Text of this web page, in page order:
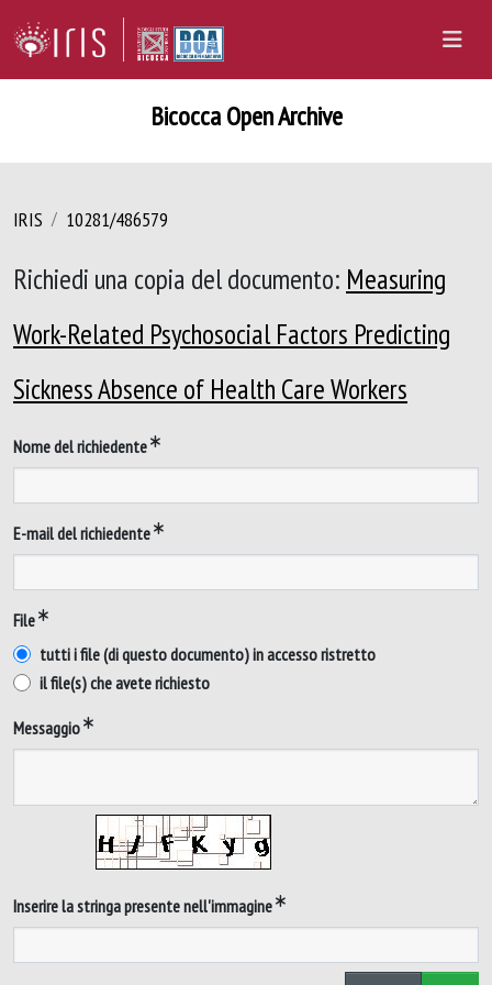
Bicocca Open Archive
IRIS 10281/486579
Richiedi una copia del documento: Measuring
Work-Related Psychosocial Factors Predicting
Sickness Absence of Health Care Workers
Nome del richiedente
E-mail del richiedente
File
tutti i file (di questo documento) in accesso ristretto
il file(s) che avete richiesto
Messaggio
Inserire la stringa presente nell'immagine